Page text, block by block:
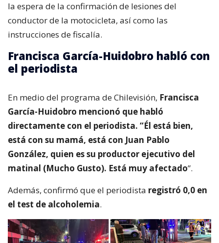
la espera de la confirmación de lesiones del
conductor de la motocicleta, así como las
instrucciones de fiscalía.
Francisca García-Huidobro habló con
el periodista
En medio del programa de Chilevisión, Francisca
García-Huidobro mencionó que habló
directamente con el periodista. “Él está bien,
está con su mamá, está con Juan Pablo
González, quien es su productor ejecutivo del
matinal (Mucho Gusto). Está muy afectado”.
Además, confirmó que el periodista registró 0,0 en
el test de alcoholemia.